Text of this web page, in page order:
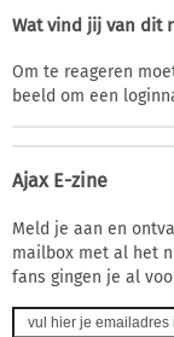
Wat vind jij van dit
Om te reageren
beeld om een
Ajax E-zine
Meld je aan en
mailbox met al het
fans gingen je al